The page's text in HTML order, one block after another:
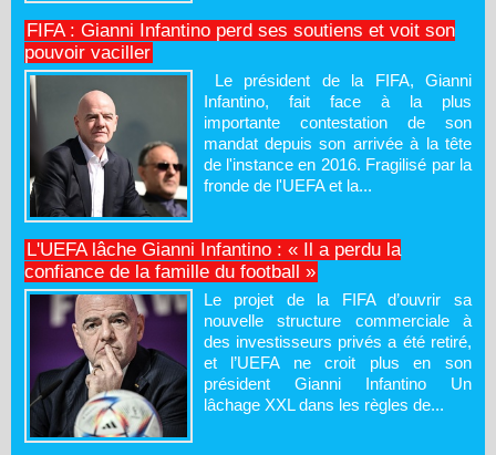
FIFA : Gianni Infantino perd ses soutiens et voit son
pouvoir vaciller
Le président de la FIFA, Gianni
Infantino, fait face à la plus
importante contestation de son
mandat depuis son arrivée à la tête
de l'instance en 2016. Fragilisé par la
fronde de l'UEFA et la...
L'UEFA lâche Gianni Infantino : « Il a perdu la
confiance de la famille du football »
Le projet de la FIFA d’ouvrir sa
nouvelle structure commerciale à
des investisseurs privés a été retiré,
et l’UEFA ne croit plus en son
président Gianni Infantino Un
lâchage XXL dans les règles de...